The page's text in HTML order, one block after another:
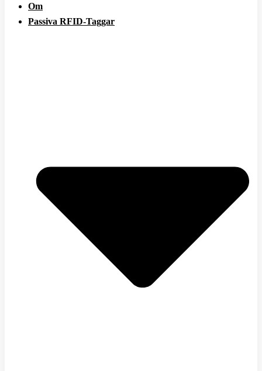
Om
Passiva RFID-Taggar